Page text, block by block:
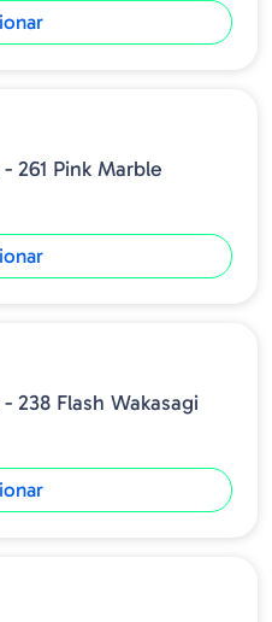
261 Pink Marble
238 Flash Wakasagi